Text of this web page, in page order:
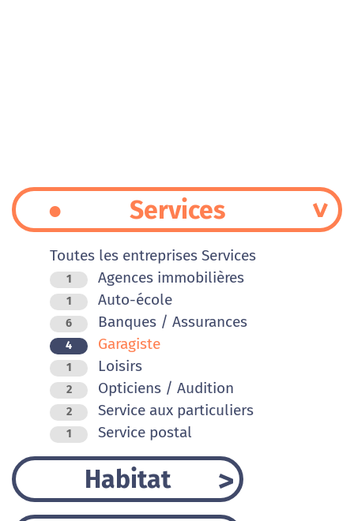
Services
Toutes les entreprises Services
1 Agences immobilières
1 Auto-école
6 Banques / Assurances
4 Garagiste
1 Loisirs
2 Opticiens / Audition
2 Service aux particuliers
1 Service postal
Habitat